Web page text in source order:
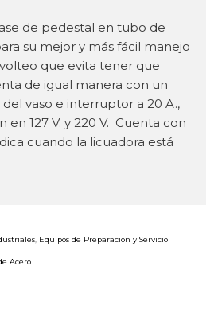
de pedestal en tubo de
su mejor y más fácil manejo
que evita tener que
de igual manera con un
vaso e interruptor a 20 A.,
127 V. y 220 V. Cuenta con
cuando la licuadora está
Equipos de Preparación y Servicio
Acero